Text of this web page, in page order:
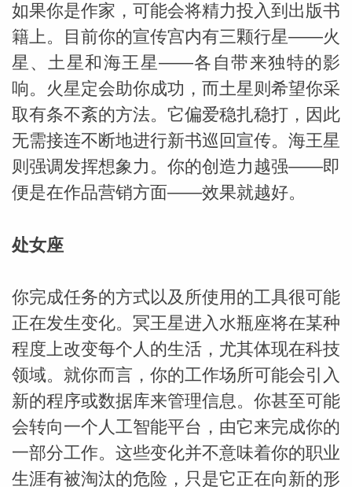
如果你是作家，可能会将精力投入到出版书
籍上。目前你的宣传宫内有三颗行星——火
星、土星和海王星——各自带来独特的影
响。火星定会助你成功，而土星则希望你采
取有条不紊的方法。它偏爱稳扎稳打，因此
无需接连不断地进行新书巡回宣传。海王星
则强调发挥想象力。你的创造力越强——即
便是在作品营销方面——效果就越好。
处女座
你完成任务的方式以及所使用的工具很可能
正在发生变化。冥王星进入水瓶座将在某种
程度上改变每个人的生活，尤其体现在科技
领域。就你而言，你的工作场所可能会引入
新的程序或数据库来管理信息。你甚至可能
会转向一个人工智能平台，由它来完成你的
一部分工作。这些变化并不意味着你的职业
生涯有被淘汰的危险，只是它正在向新的形